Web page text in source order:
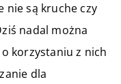
nie są kruche czy
nadal można
korzystaniu z nich
dla